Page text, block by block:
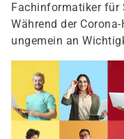
Fachinformatiker für
Während der
ungemein an